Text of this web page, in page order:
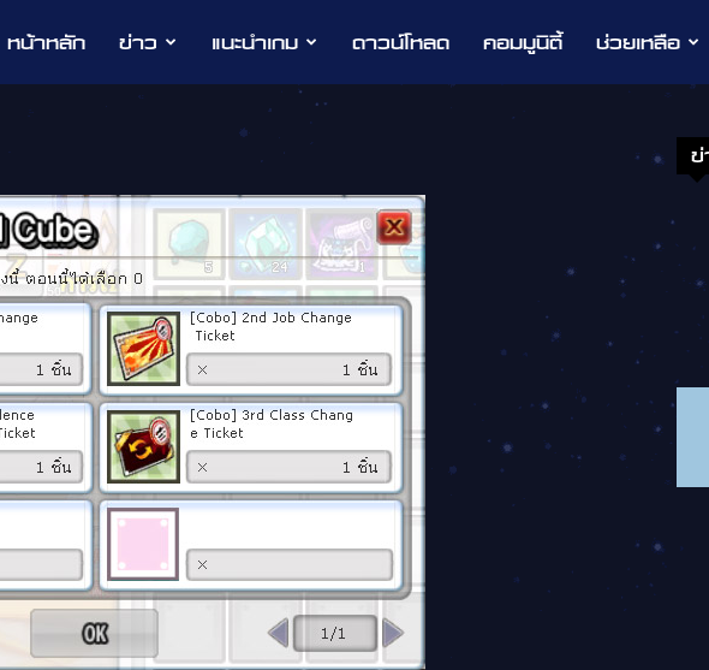
Elsword
หน้าหลัก ข่าว แนะนำเกม ดาวน์โหลด คอมมูนิตี้ ช่วยเหลือ